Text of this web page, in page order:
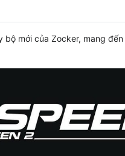
mới của Zocker, mang